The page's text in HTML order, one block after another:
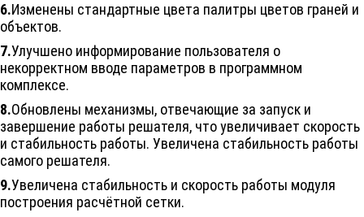
6.Изменены стандартные цвета палитры цветов граней и
объектов.
7.Улучшено информирование пользователя о
некорректном вводе параметров в программном
комплексе.
8.Обновлены механизмы, отвечающие за запуск и
завершение работы решателя, что увеличивает скорость
и стабильность работы. Увеличена стабильность работы
самого решателя.
9.Увеличена стабильность и скорость работы модуля
построения расчётной сетки.